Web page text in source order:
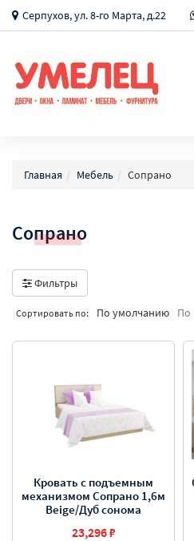
Серпухов, ул. 8-го Марта, д.22
Главная Мебель Сопрано
Сопрано
Фильтры
Сортировать по: По умолчанию По
Кровать с подъемным
механизмом Сопрано 1,6м
Beige/Дуб сонома
23,296 ₽